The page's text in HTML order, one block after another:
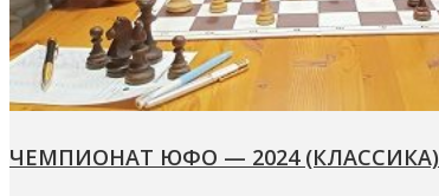
ЧЕМПИОНАТ ЮФО — 2024 (КЛАССИКА)